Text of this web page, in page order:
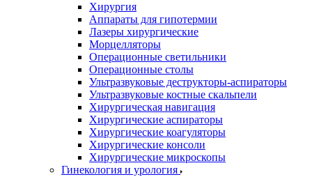
Хирургия
Аппараты для гипотермии
Лазеры хирургические
Морцелляторы
Операционные светильники
Операционные столы
Ультразвуковые деструкторы-аспираторы
Ультразвуковые костные скальпели
Хирургическая навигация
Хирургические аспираторы
Хирургические коагуляторы
Хирургические консоли
Хирургические микроскопы
Гинекология и урология